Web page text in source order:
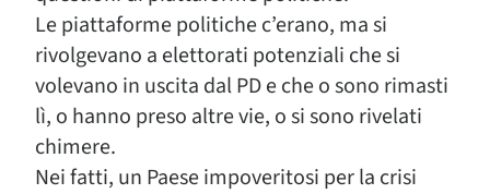
Le piattaforme politiche c’erano, ma si
rivolgevano a elettorati potenziali che si
volevano in uscita dal PD e che o sono rimasti
lì, o hanno preso altre vie, o si sono rivelati
chimere.
Nei fatti, un Paese impoveritosi per la crisi